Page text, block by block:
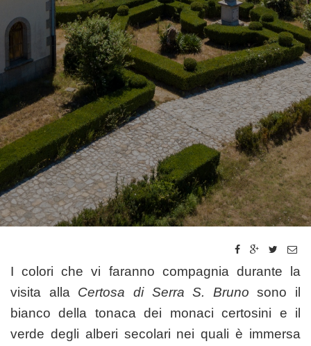
I colori che vi faranno compagnia durante la
visita alla Certosa di Serra S. Bruno sono il
bianco della tonaca dei monaci certosini e il
verde degli alberi secolari nei quali è immersa